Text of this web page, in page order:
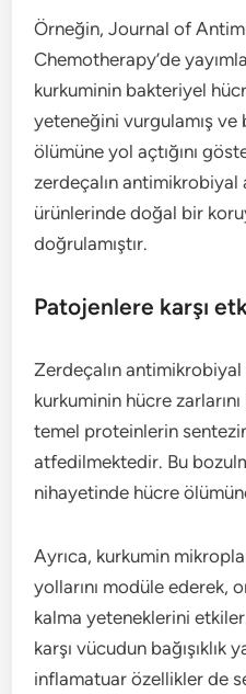
Örneğin, Journal of
Chemotherapy’de
kurkuminin bakteriyel
yeteneğini vurgulamış ve
ölümüne yol açtığını
zerdeçalın antimikrobiyal
ürünlerinde doğal bir
doğrulamıştır.
Patojenlere karşı
Zerdeçalın
kurkuminin hücre
temel proteinlerin
atfedilmektedir. Bu
nihayetinde hücre
Ayrıca, kurkumin
yollarını modüle ederek,
kalma yeteneklerini
karşı vücudun bağışıklık
inflamatuar özellikler de